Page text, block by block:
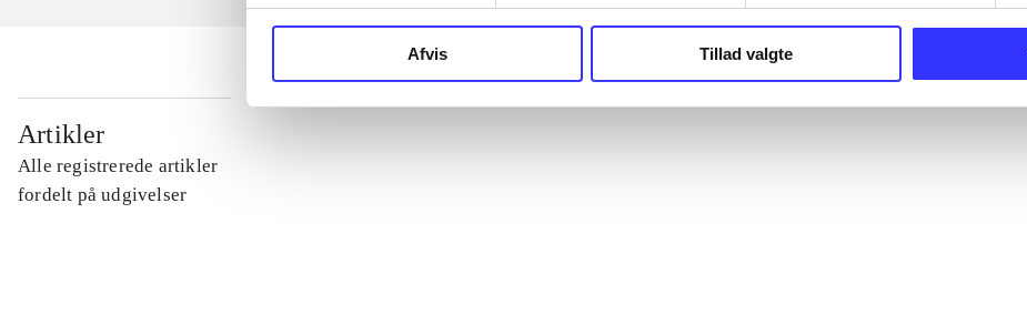
Afvis Tillad valgte
Artikler
Alle registrerede artikler
fordelt på udgivelser